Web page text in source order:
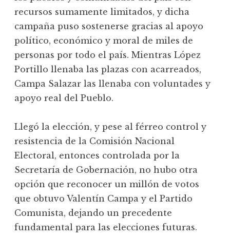
recursos sumamente limitados, y dicha
campaña puso sostenerse gracias al apoyo
político, económico y moral de miles de
personas por todo el país. Mientras López
Portillo llenaba las plazas con acarreados,
Campa Salazar las llenaba con voluntades y
apoyo real del Pueblo.
Llegó la elección, y pese al férreo control y
resistencia de la Comisión Nacional
Electoral, entonces controlada por la
Secretaría de Gobernación, no hubo otra
opción que reconocer un millón de votos
que obtuvo Valentín Campa y el Partido
Comunista, dejando un precedente
fundamental para las elecciones futuras.